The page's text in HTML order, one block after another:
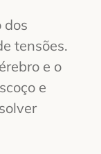
dos
tensões.
e o
e